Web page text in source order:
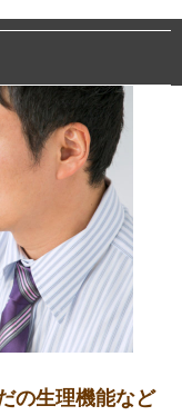
の生理機能など